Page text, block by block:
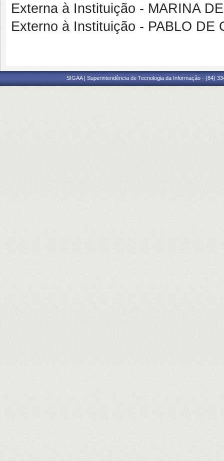
Externa à Instituição - MARINA
Externo à Instituição - PABLO DE
SIGAA | Superintendência de Tecnologia da Informação - (84)